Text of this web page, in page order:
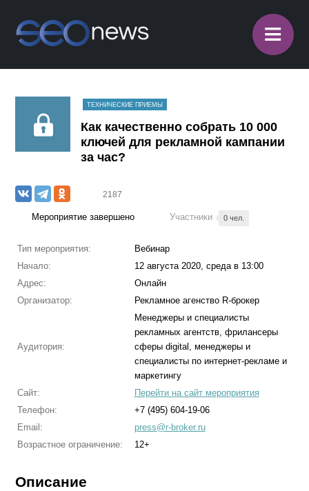
≡
ТЕХНИЧЕСКИЕ ПРИЕМЫ
Как качественно собрать 10 000
ключей для рекламной кампании
за час?
2187
Мероприятие завершено Участники 0 чел.
Тип мероприятия:
Вебинар
Начало:
12 августа 2020, среда в 13:00
Адрес:
Онлайн
Организатор:
Рекламное агенство R-брокер
Аудитория:
Менеджеры и специалисты
рекламных агентств, фрилансеры
сферы digital, менеджеры и
специалисты по интернет-рекламе и
маркетингу
Сайт:
Перейти на сайт мероприятия
Телефон:
+7 (495) 604-19-06
Email:
press@r-broker.ru
Возрастное ограничение:
12+
Описание